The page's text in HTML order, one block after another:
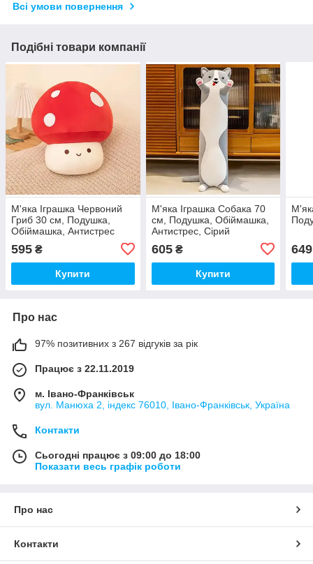
Всі умови повернення
Подібні товари компанії
М'яка Іграшка Червоний
Гриб 30 см, Подушка,
Обіймашка, Антистрес
595 ₴
Купити
М'яка Іграшка Собака 70
см, Подушка, Обіймашка,
Антистрес, Сірий
605₴
Купити
649
Про нас
97% позитивних з 267 відгуків за рік
Працює з 22.11.2019
м. Івано-Франківськ
вул. Манюха 2, індекс 76010, Івано-Франківськ, Україна
Контакти
Сьогодні працює з 09:00 до 18:00
Показати весь графік роботи
Про нас
Контакти